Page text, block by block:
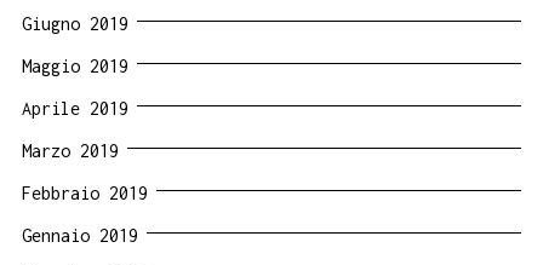
Giugno 2019
Maggio 2019
Aprile 2019
Marzo 2019
Febbraio 2019
Gennaio 2019